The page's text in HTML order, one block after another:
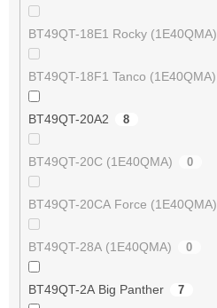
BT49QT-18E1 Rocky (1E40QMA)
BT49QT-18F1 Tanco (1E40QMA)
BT49QT-20A2 8
BT49QT-20C (1E40QMA) 0
BT49QT-20CA Force (1E40QMA)
BT49QT-28A (1E40QMA) 0
BT49QT-2A Big Panther 7